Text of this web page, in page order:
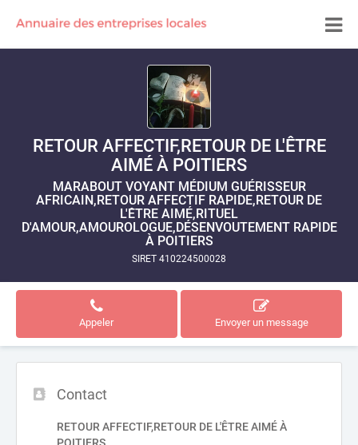
RETOUR AFFECTIF,RETOUR DE L'ÊTRE
AIMÉ À POITIERS
MARABOUT VOYANT MÉDIUM GUÉRISSEUR
AFRICAIN,RETOUR AFFECTIF RAPIDE,RETOUR DE
L'ÊTRE AIMÉ,RITUEL
D'AMOUR,AMOUROLOGUE,DÉSENVOUTEMENT RAPIDE
À POITIERS
SIRET 410224500028
Appeler Envoyer un message
Contact
RETOUR AFFECTIF,RETOUR DE L'ÊTRE AIMÉ À